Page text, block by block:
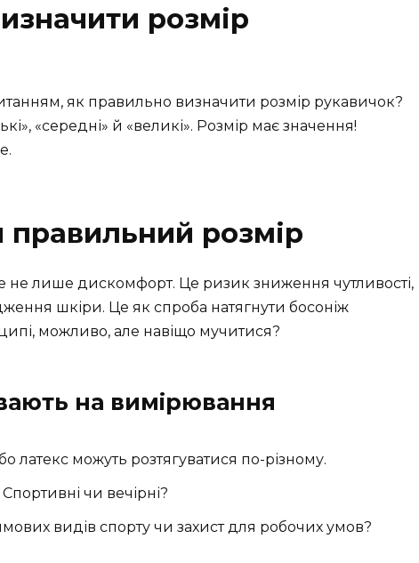
розмір
як правильно визначити розмір рукавичок?
«середні» й «великі». Розмір має значення!
розмір
лише дискомфорт. Це ризик зниження чутливості,
шкіри. Це як спроба натягнути босоніж
можливо, але навіщо мучитися?
на вимірювання
латекс можуть розтягуватися по-різному.
чи вечірні?
видів спорту чи захист для робочих умов?